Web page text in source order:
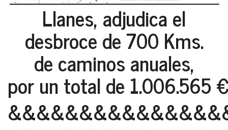
Llanes, adjudica el
desbroce de 700 Kms.
de caminos anuales,
por un total de 1.006.565